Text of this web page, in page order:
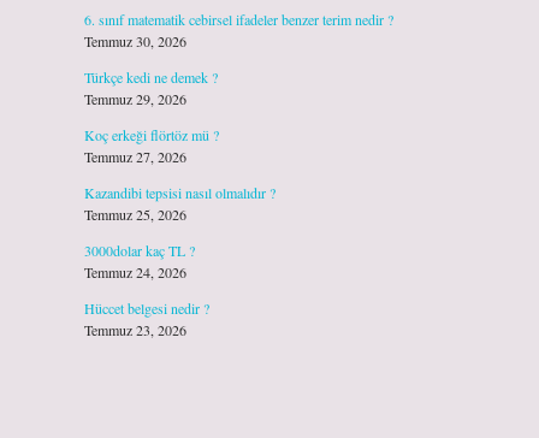
6. sınıf matematik cebirsel ifadeler benzer terim nedir ?
Temmuz 30, 2026
Türkçe kedi ne demek ?
Temmuz 29, 2026
Koç erkeği flörtöz mü ?
Temmuz 27, 2026
Kazandibi tepsisi nasıl olmalıdır ?
Temmuz 25, 2026
3000dolar kaç TL ?
Temmuz 24, 2026
Hüccet belgesi nedir ?
Temmuz 23, 2026